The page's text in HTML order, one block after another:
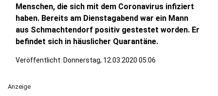
Menschen, die sich mit dem Coronavirus infiziert
haben. Bereits am Dienstagabend war ein Mann
aus Schmachtendorf positiv gestestet worden. Er
befindet sich in häuslicher Quarantäne.
Veröffentlicht: Donnerstag, 12.03.2020 05:06
Anzeige